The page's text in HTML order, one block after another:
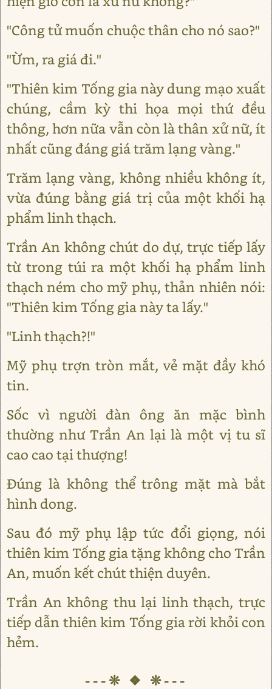
"Công tử muốn chuộc thân cho nó sao?"
"Ừm, ra giá đi."
"Thiên kim Tống gia này dung mạo xuất
chúng, cầm kỳ thi họa mọi thứ đều
thông, hơn nữa vẫn còn là thân xử nữ, ít
nhất cũng đáng giá trăm lạng vàng."
Trăm lạng vàng, không nhiều không ít,
vừa đúng bằng giá trị của một khối hạ
phẩm linh thạch.
Trần An không chút do dự, trực tiếp lấy
từ trong túi ra một khối hạ phẩm linh
thạch ném cho mỹ phụ, thản nhiên nói:
"Thiên kim Tống gia này ta lấy."
"Linh thạch?!"
Mỹ phụ trợn tròn mắt, vẻ mặt đầy khó
tin.
Sốc vì người đàn ông ăn mặc bình
thường như Trần An lại là một vị tu sĩ
cao cao tại thượng!
Đúng là không thể trông mặt mà bắt
hình dong.
Sau đó mỹ phụ lập tức đổi giọng, nói
thiên kim Tống gia tặng không cho Trần
An, muốn kết chút thiện duyên.
Trần An không thu lại linh thạch, trực
tiếp dẫn thiên kim Tống gia rời khỏi con
hẻm.
---❊ ❖ ❊---